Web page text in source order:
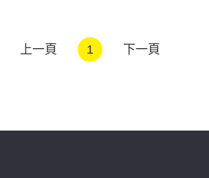
上一頁 1 下一頁